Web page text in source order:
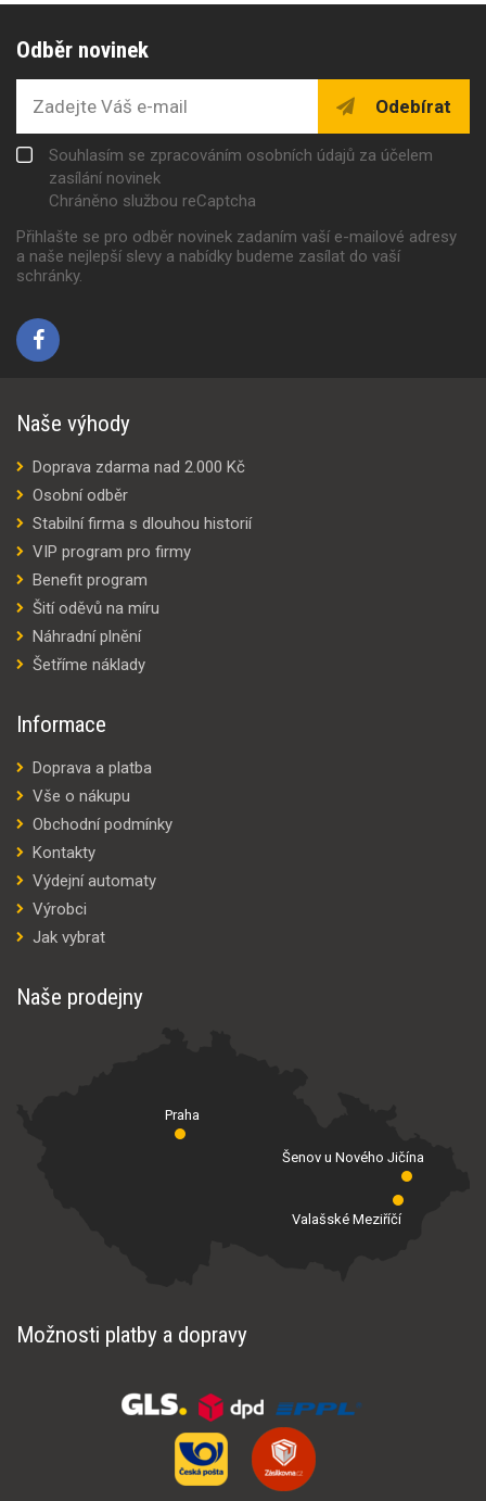
Odběr novinek
Odebírat
Souhlasím se zpracováním osobních údajů za účelem
zasílání novinek
Chráněno službou reCaptcha
Přihlašte se pro odběr novinek zadaním vaší e-mailové adresy
a naše nejlepší slevy a nabídky budeme zasílat do vaší
schránky.
Naše výhody
Doprava zdarma nad 2.000 Kč
Osobní odběr
Stabilní firma s dlouhou historií
VIP program pro firmy
Benefit program
Šití oděvů na míru
Náhradní plnění
Šetříme náklady
Informace
Doprava a platba
Vše o nákupu
Obchodní podmínky
Kontakty
Výdejní automaty
Výrobci
Jak vybrat
Naše prodejny
Praha
Valašské Meziříčí
Šenov u Nového Jičína
Možnosti platby a dopravy